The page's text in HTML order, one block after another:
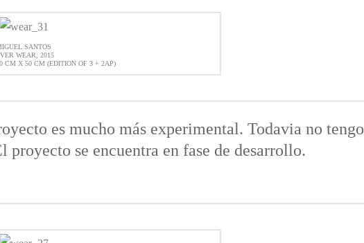
SANTOS
WEAR, 2015
CM X 50 CM (EDITION OF 3 + 2AP)
es mucho más experimental. Todavia no tengo
proyecto se encuentra en fase de desarrollo.